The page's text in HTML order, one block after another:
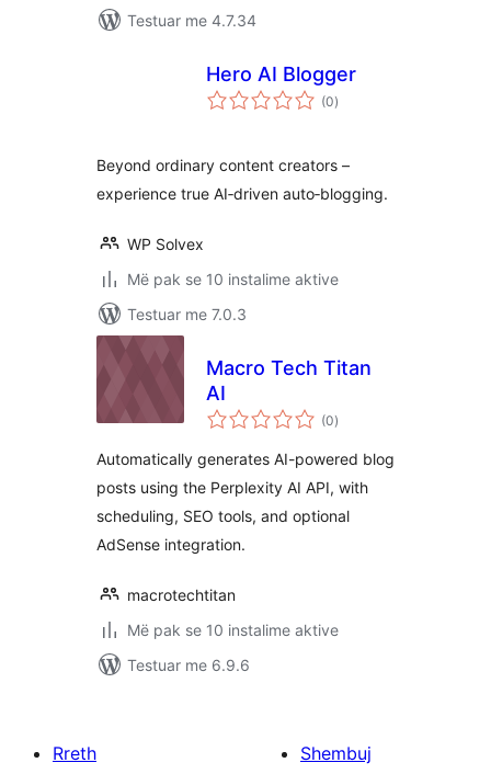
Testuar me 4.7.34
Hero AI Blogger
(0vlerësime
gjithsej
)
Beyond ordinary content creators –
experience true AI‑driven auto‑blogging.
WP Solvex
Më pak se 10 instalime aktive
Testuar me 7.0.3
Macro Tech Titan
AI
(0vlerësime
gjithsej
)
Automatically generates AI-powered blog
posts using the Perplexity AI API, with
scheduling, SEO tools, and optional
AdSense integration.
macrotechtitan
Më pak se 10 instalime aktive
Testuar me 6.9.6
Rreth
Shembuj